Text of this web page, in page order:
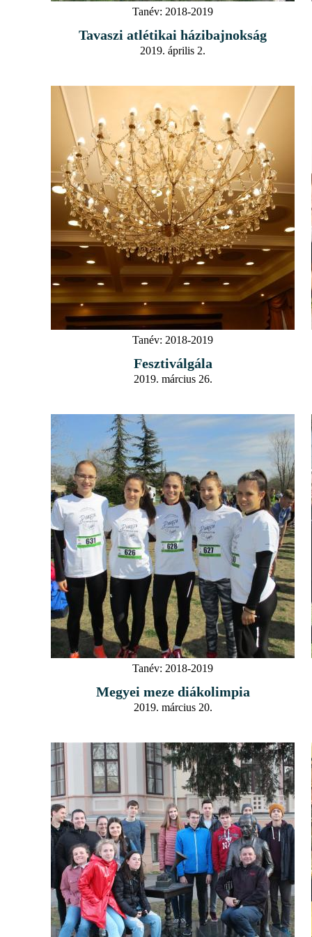
Tanév: 2018-2019
Tavaszi atlétikai házibajnokság
2019. április 2.
Tanév: 2018-2019
Fesztiválgála
2019. március 26.
Tanév: 2018-2019
Megyei meze diákolimpia
2019. március 20.